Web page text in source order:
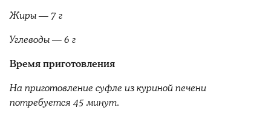
Жиры — 7 г
Углеводы — 6 г
Время приготовления
На приготовление суфле из куриной печени
потребуется 45 минут.